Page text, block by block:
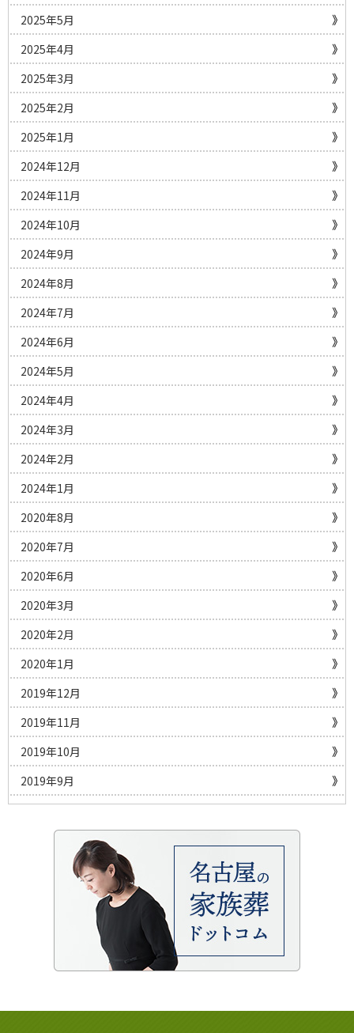
2025年5月
2025年4月
2025年3月
2025年2月
2025年1月
2024年12月
2024年11月
2024年10月
2024年9月
2024年8月
2024年7月
2024年6月
2024年5月
2024年4月
2024年3月
2024年2月
2024年1月
2020年8月
2020年7月
2020年6月
2020年3月
2020年2月
2020年1月
2019年12月
2019年11月
2019年10月
2019年9月